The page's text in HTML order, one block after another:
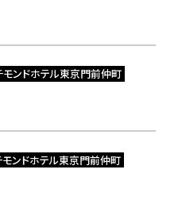
モンドホテル東京門前仲町
モンドホテル東京門前仲町